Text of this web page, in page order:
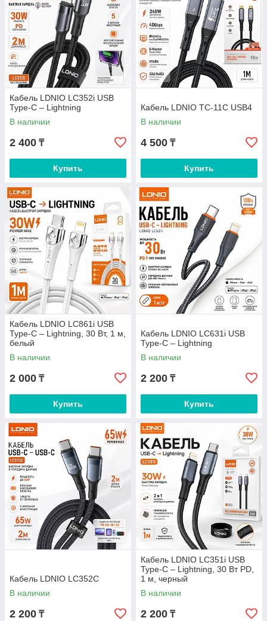
Кабель LDNIO LC352i USB
Type-C – Lightning
В наличии
2 400 ₸
Купить
Кабель LDNIO TC-11C USB4
В наличии
4 500 ₸
Купить
Кабель LDNIO LC861i USB
Type-C – Lightning, 30 Вт, 1 м,
белый
В наличии
2 000 ₸
Купить
Кабель LDNIO LC631i USB
Type-C – Lightning
В наличии
2 200 ₸
Купить
Кабель LDNIO LC352C
В наличии
2 200 ₸
Кабель LDNIO LC351i USB
Type-C – Lightning, 30 Вт PD,
1 м, черный
В наличии
2 200 ₸